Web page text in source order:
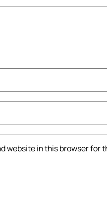
website in this browser for